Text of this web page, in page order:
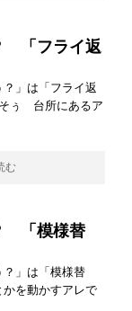
「フライ返
」は「フライ返
ぅ 台所にあるア
む
「模様替
」は「模様替
かを動かすアレで